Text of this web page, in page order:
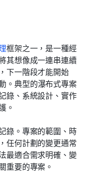
框架之一，是一種經
其想像成一連串連續
下一階段才能開始
。典型的瀑布式專案
錄、系統設計、實作
。
錄。專案的範圍、時
任何計劃的變更通常
最適合需求明確、變
重要的專案。